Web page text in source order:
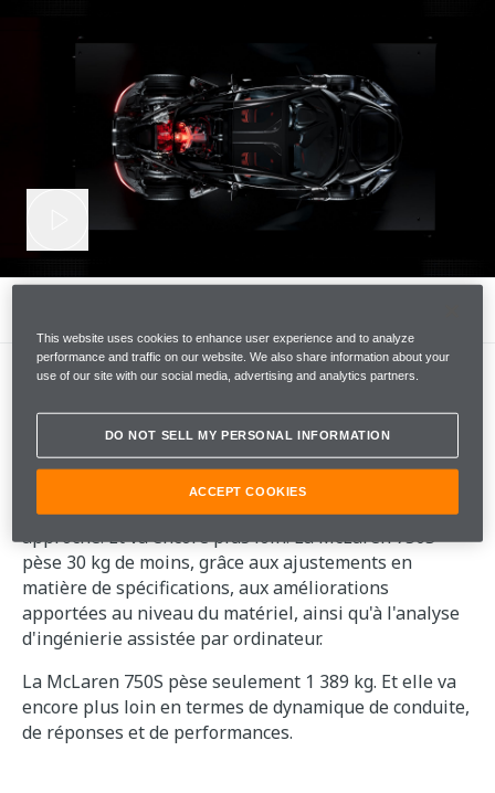
LIGHTNESS
Notre constante quête d'allègement est au cœur de la
philosophie McLaren. La 750S est fidèle à cette
approche. Et va encore plus loin. La McLaren 750S
pèse 30 kg de moins, grâce aux ajustements en
matière de spécifications, aux améliorations
apportées au niveau du matériel, ainsi qu'à l'analyse
d'ingénierie assistée par ordinateur.
La McLaren 750S pèse seulement 1 389 kg. Et elle va
encore plus loin en termes de dynamique de conduite,
de réponses et de performances.
This website uses cookies to enhance user experience and to analyze
performance and traffic on our website. We also share information about your
use of our site with our social media, advertising and analytics partners.
DO NOT SELL MY PERSONAL INFORMATION
ACCEPT COOKIES